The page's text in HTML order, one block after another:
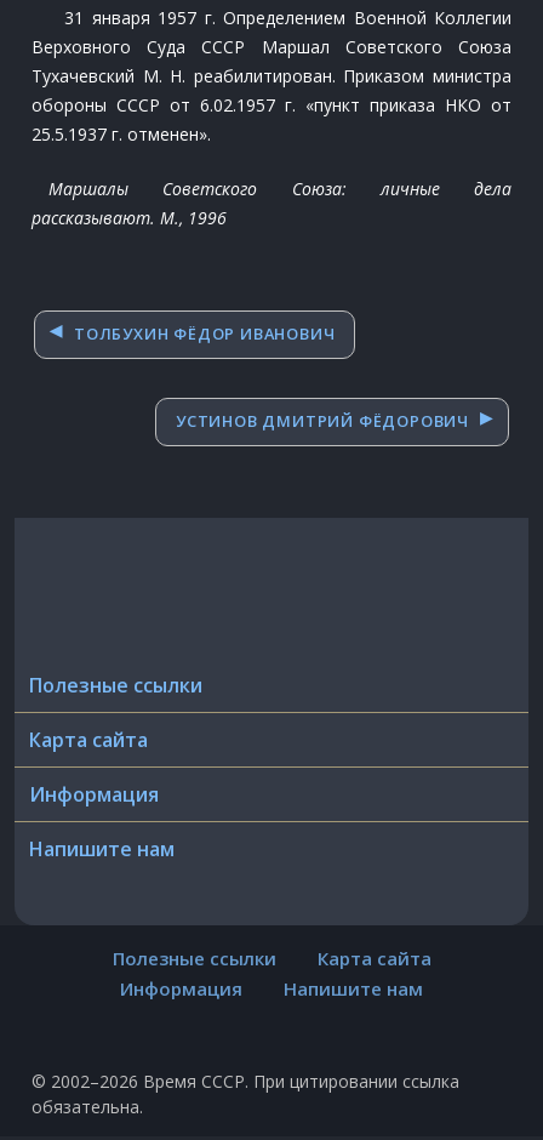
31 января 1957 г. Определением Военной Коллегии
Верховного Суда СССР Маршал Советского Союза
Тухачевский М. Н. реабилитирован. Приказом министра
обороны СССР от 6.02.1957 г. «пункт приказа НКО от
25.5.1937 г. отменен».
Маршалы Советского Союза: личные дела
рассказывают. М., 1996
Навигация
по
ТОЛБУХИН ФЁДОР ИВАНОВИЧ
УСТИНОВ ДМИТРИЙ ФЁДОРОВИЧ
Полезные ссылки
Карта сайта
Информация
Напишите нам
Полезные ссылки
Карта сайта
Информация
Напишите нам
© 2002–2026 Время СССР. При цитировании ссылка
обязательна.